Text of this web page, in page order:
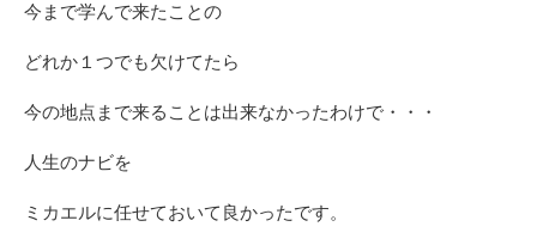
今まで学んで来たことの
どれか１つでも欠けてたら
今の地点まで来ることは出来なかったわけで・・・
人生のナビを
ミカエルに任せておいて良かったです。